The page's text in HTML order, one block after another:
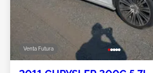
Venta Futura